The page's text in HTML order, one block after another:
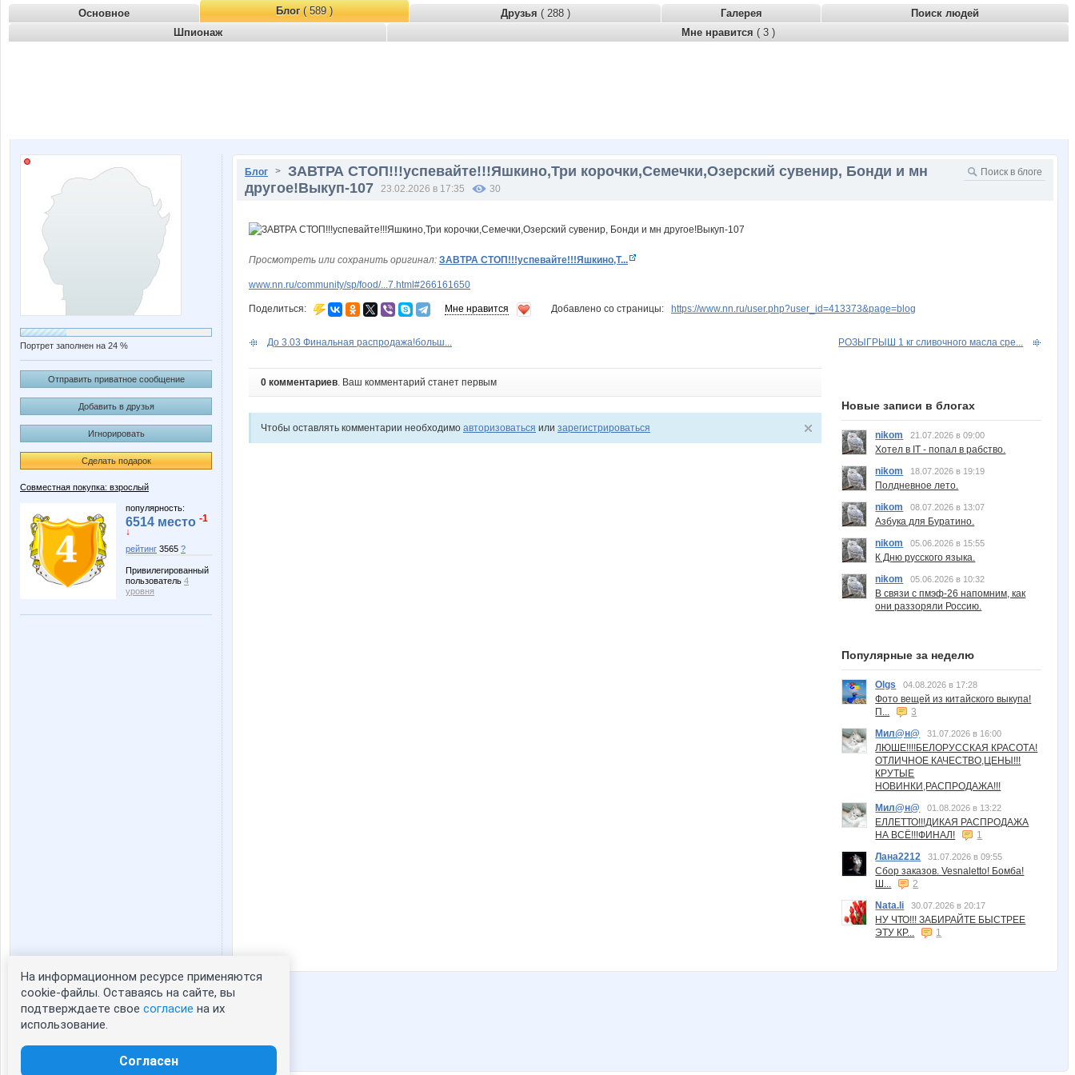
Основное Блог( 589 ) Друзья ( 288 ) Галерея
Поиск людей
Шпионаж
Мне нравится ( 3 )
Портрет заполнен на 24 %
Отправить приватное сообщение
Добавить в друзья
Игнорировать
Сделать подарок
Совместная покупка: взрослый
популярность:
6514 место -1
↓
рейтинг 3565 ?
Привилегированный
пользователь 4
уровня
Статистика портрета:
сейчас просматривают портрет - 0
зарегистрированные пользователи
Блог > ЗАВТРА СТОП!!!успевайте!!!Яшкино,Три корочки,Cемечки,Озерский сувенир, Бонди и мн
другое!Выкуп-107
23.02.2026 в 17:35 30
Просмотреть или сохранить оригинал: ЗАВТРА СТОП!!!успевайте!!!Яшкино,Т...
www.nn.ru/community/sp/food/...7.html#266161650
Поделиться: Мне нравится Добавлено со страницы: https://www.nn.ru/user.php?user_id=413373&page=blog
До 3.03 Финальная распродажа!больш... РОЗЫГРЫШ 1 кг сливочного масла сре...
0 комментариев. Ваш комментарий станет первым
Чтобы оставлять комментарии необходимо авторизоваться или зарегистрироваться
Новые записи в блогах
nikom 21.07.2026 в 09:00
Хотел в IT - попал в рабство.
nikom
18.07.2026 в 19:19
Полдневное лето.
nikom
08.07.2026 в 13:07
Азбука для Буратино.
nikom
05.06.2026 в 15:55
К Дню русского языка.
nikom
05.06.2026 в 10:32
В связи с пмэф-26 напомним, как
они раззоряли Россию.
Популярные за неделю
Olgs 04.08.2026 в 17:28
Фото вещей из китайского выкупа!
П...
3
Мил@н@
31.07.2026 в 16:00
ЛЮШЕ!!!!БЕЛОРУССКАЯ КРАСОТА!
ОТЛИЧНОЕ КАЧЕСТВО,ЦЕНЫ!!!
КРУТЫЕ
НОВИНКИ,РАСПРОДАЖА!!!
Мил@н@
01.08.2026 в 13:22
ЕЛЛЕТТО!!!ДИКАЯ РАСПРОДАЖА
НА ВСЁ!!!ФИНАЛ!
1
Лана2212
31.07.2026 в 09:55
Сбор заказов. Vesnaletto! Бомба!
Ш...
2
Nata.li
30.07.2026 в 20:17
НУ ЧТО!!! ЗАБИРАЙТЕ БЫСТРЕЕ
ЭТУ КР...
1
На информационном ресурсе применяются
cookie-файлы. Оставаясь на сайте, вы
подтверждаете свое согласие на их
использование.
Согласен